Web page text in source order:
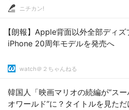
ニチカン!
【朗報】Apple背面以外全部ディズ
iPhone 20周年モデルを発売へ
watch＠２ちゃんねる
韓国人「映画マリオの続編が“スー
オワールド”に？タイトルを見た